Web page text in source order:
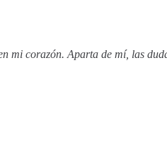
corazón. Aparta de mí, las